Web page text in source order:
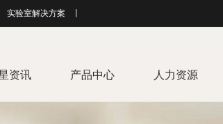
实验室解决方案
资讯 产品中心 人力资源